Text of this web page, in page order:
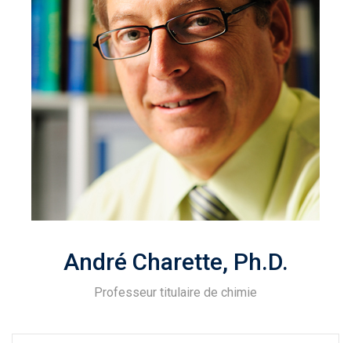
André Charette, Ph.D.
Professeur titulaire de chimie